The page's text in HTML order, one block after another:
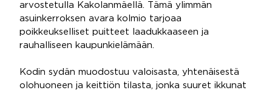
arvostetulla Kakolanmäellä. Tämä ylimmän
asuinkerroksen avara kolmio tarjoaa
poikkeukselliset puitteet laadukkaaseen ja
rauhalliseen kaupunkielämään.
Kodin sydän muodostuu valoisasta, yhtenäisestä
olohuoneen ja keittiön tilasta, jonka suuret ikkunat